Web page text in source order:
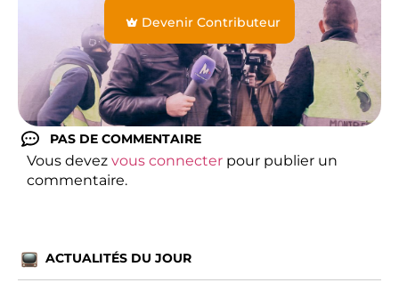
Devenir Contributeur
PAS DE COMMENTAIRE
Vous devez vous connecter pour publier un
commentaire.
ACTUALITÉS DU JOUR